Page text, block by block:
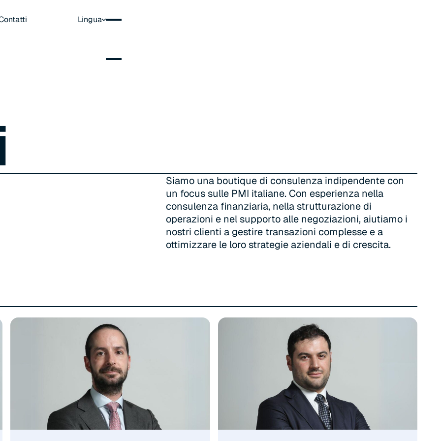
Lingua
Siamo una boutique di consulenza indipendente con
un focus sulle PMI italiane. Con esperienza nella
consulenza finanziaria, nella strutturazione di
operazioni e nel supporto alle negoziazioni, aiutiamo i
nostri clienti a gestire transazioni complesse e a
ottimizzare le loro strategie aziendali e di crescita.